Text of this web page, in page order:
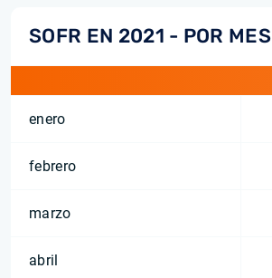
SOFR EN 2021 - POR MES
enero
febrero
marzo
abril